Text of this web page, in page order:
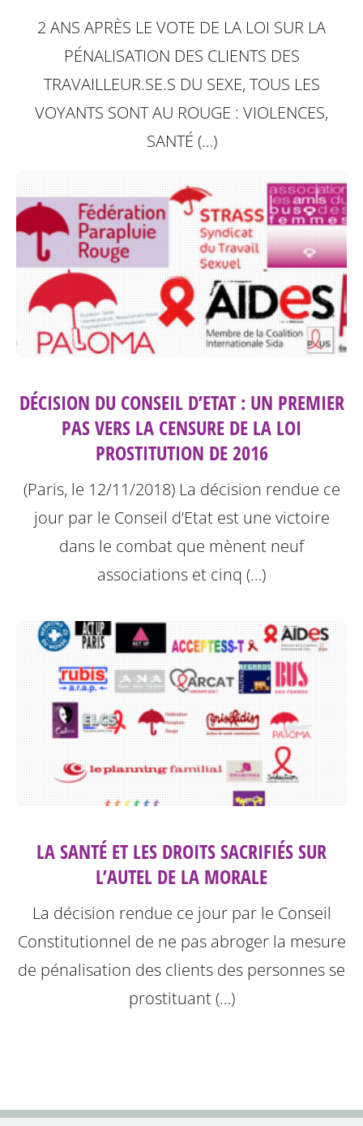
2 ANS APRÈS LE VOTE DE LA LOI SUR LA
PÉNALISATION DES CLIENTS DES
TRAVAILLEUR.SE.S DU SEXE, TOUS LES
VOYANTS SONT AU ROUGE : VIOLENCES,
SANTÉ (…)
DÉCISION DU CONSEIL D’ETAT : UN PREMIER
PAS VERS LA CENSURE DE LA LOI
PROSTITUTION DE 2016
(Paris, le 12/11/2018) La décision rendue ce
jour par le Conseil d’Etat est une victoire
dans le combat que mènent neuf
associations et cinq (…)
LA SANTÉ ET LES DROITS SACRIFIÉS SUR
L’AUTEL DE LA MORALE
La décision rendue ce jour par le Conseil
Constitutionnel de ne pas abroger la mesure
de pénalisation des clients des personnes se
prostituant (…)